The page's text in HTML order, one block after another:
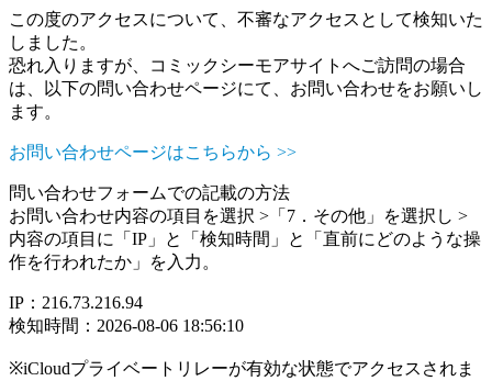
この度のアクセスについて、不審なアクセスとして検知いた
しました。
恐れ入りますが、コミックシーモアサイトへご訪問の場合
は、以下の問い合わせページにて、お問い合わせをお願いし
ます。
お問い合わせページはこちらから >>
問い合わせフォームでの記載の方法
お問い合わせ内容の項目を選択 >「7．その他」を選択し >
内容の項目に「IP」と「検知時間」と「直前にどのような操
作を行われたか」を入力。
IP：216.73.216.94
検知時間：2026-08-06 18:56:10
※iCloudプライベートリレーが有効な状態でアクセスされま